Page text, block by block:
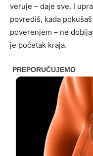
veruje – daje sve. I
povrediš, kada
poverenjem – ne
je početak kraja.